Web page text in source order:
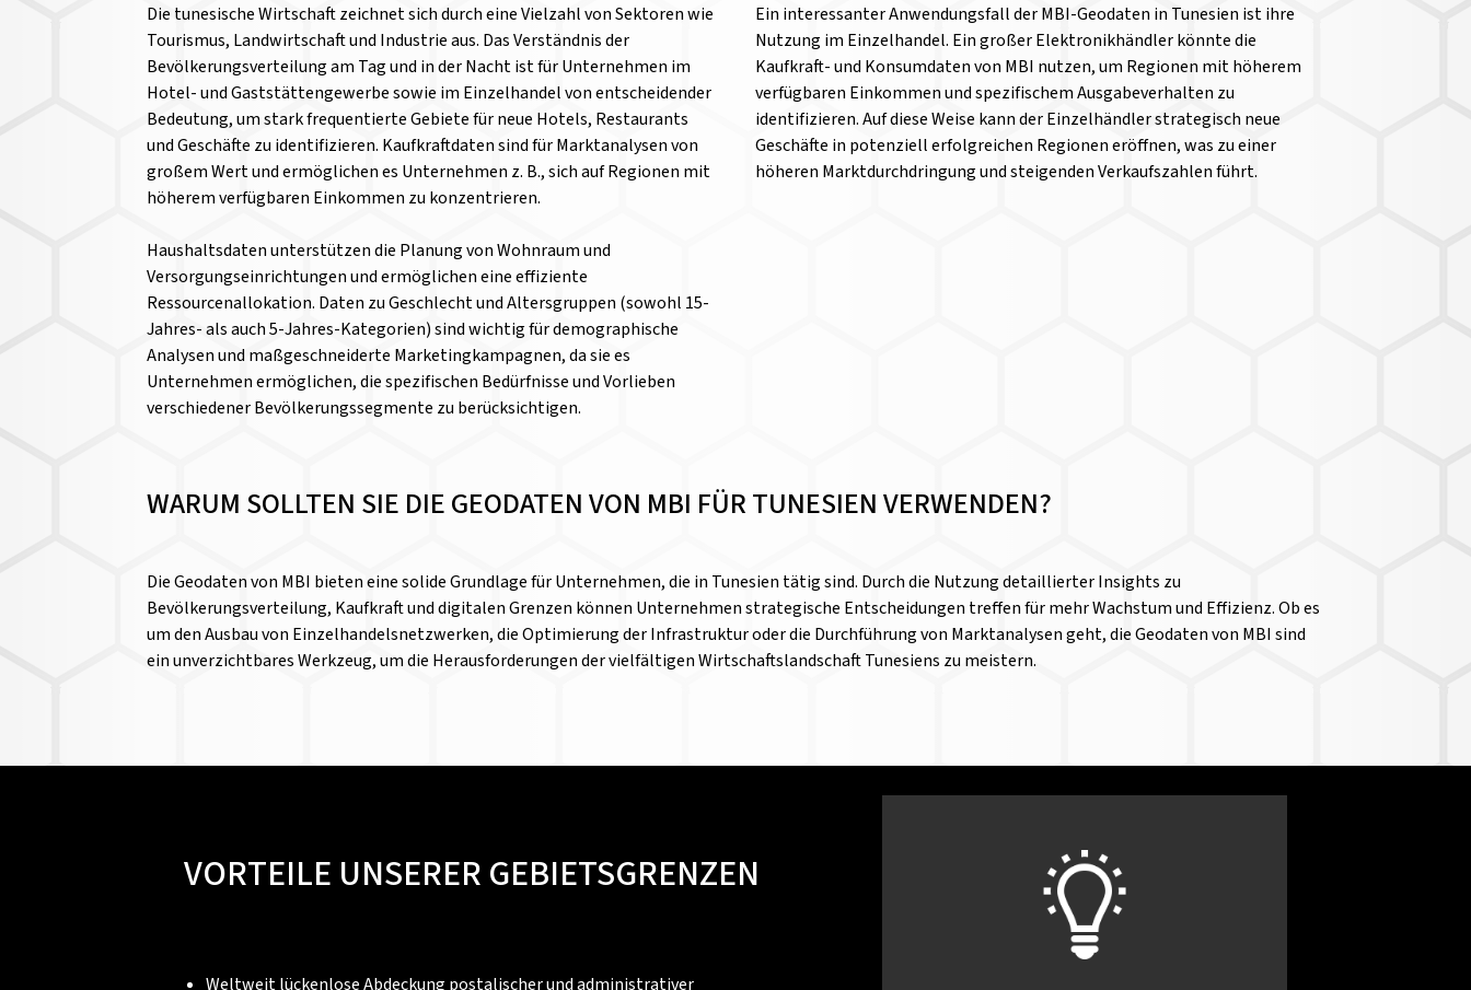
Die tunesische Wirtschaft zeichnet sich durch eine Vielzahl von Sektoren wie
Tourismus, Landwirtschaft und Industrie aus. Das Verständnis der
Bevölkerungsverteilung am Tag und in der Nacht ist für Unternehmen im
Hotel- und Gaststättengewerbe sowie im Einzelhandel von entscheidender
Bedeutung, um stark frequentierte Gebiete für neue Hotels, Restaurants
und Geschäfte zu identifizieren. Kaufkraftdaten sind für Marktanalysen von
großem Wert und ermöglichen es Unternehmen z. B., sich auf Regionen mit
höherem verfügbaren Einkommen zu konzentrieren.
Haushaltsdaten unterstützen die Planung von Wohnraum und
Versorgungseinrichtungen und ermöglichen eine effiziente
Ressourcenallokation. Daten zu Geschlecht und Altersgruppen (sowohl 15-
Jahres- als auch 5-Jahres-Kategorien) sind wichtig für demographische
Analysen und maßgeschneiderte Marketingkampagnen, da sie es
Unternehmen ermöglichen, die spezifischen Bedürfnisse und Vorlieben
verschiedener Bevölkerungssegmente zu berücksichtigen.
Ein interessanter Anwendungsfall der MBI-Geodaten in Tunesien ist ihre
Nutzung im Einzelhandel. Ein großer Elektronikhändler könnte die
Kaufkraft- und Konsumdaten von MBI nutzen, um Regionen mit höherem
verfügbaren Einkommen und spezifischem Ausgabeverhalten zu
identifizieren. Auf diese Weise kann der Einzelhändler strategisch neue
Geschäfte in potenziell erfolgreichen Regionen eröffnen, was zu einer
höheren Marktdurchdringung und steigenden Verkaufszahlen führt.
WARUM SOLLTEN SIE DIE GEODATEN VON MBI FÜR TUNESIEN VERWENDEN?
Die Geodaten von MBI bieten eine solide Grundlage für Unternehmen, die in Tunesien tätig sind. Durch die Nutzung detaillierter Insights zu
Bevölkerungsverteilung, Kaufkraft und digitalen Grenzen können Unternehmen strategische Entscheidungen treffen für mehr Wachstum und Effizienz. Ob es
um den Ausbau von Einzelhandelsnetzwerken, die Optimierung der Infrastruktur oder die Durchführung von Marktanalysen geht, die Geodaten von MBI sind
ein unverzichtbares Werkzeug, um die Herausforderungen der vielfältigen Wirtschaftslandschaft Tunesiens zu meistern.
VORTEILE UNSERER GEBIETSGRENZEN
Weltweit lückenlose Abdeckung postalischer und administrativer